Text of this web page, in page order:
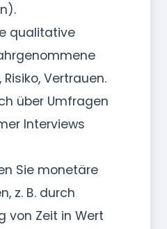
qualitative
Vertrauen.
über Umfragen
Interviews
Sie monetäre
z. B. durch
von Zeit in Wert